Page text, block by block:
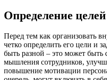
Определение
Перед тем как организовать
четко определить его цели и
быть разной – это может быть
мышления сотрудников,
повышение мотивации